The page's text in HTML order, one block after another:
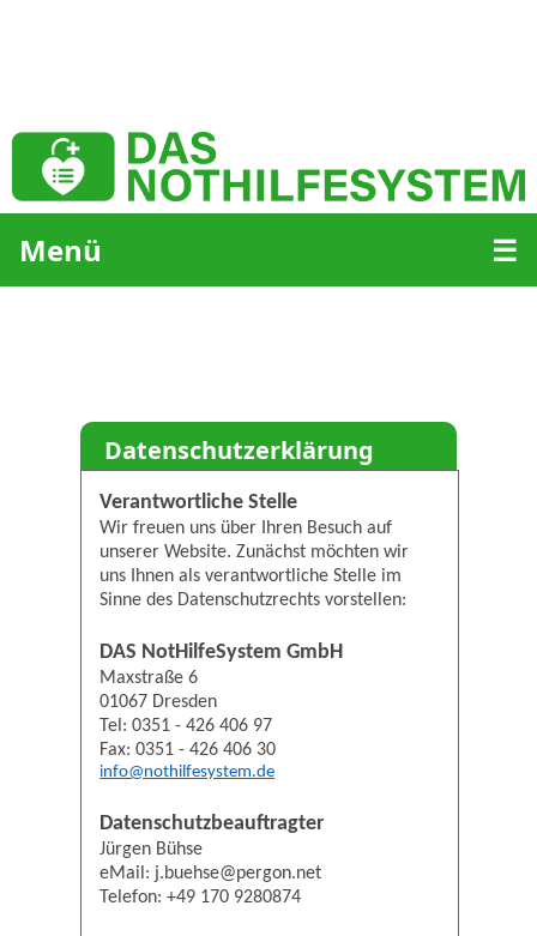
Menü ☰
Datenschutzerklärung
Verantwortliche Stelle
Wir freuen uns über Ihren Besuch auf
unserer Website. Zunächst möchten wir
uns Ihnen als verantwortliche Stelle im
Sinne des Datenschutzrechts vorstellen:
DAS NotHilfeSystem GmbH
Maxstraße 6
01067 Dresden
Tel: 0351 - 426 406 97
Fax: 0351 - 426 406 30
info@nothilfesystem.de
Datenschutzbeauftragter
Jürgen Bühse
eMail: j.buehse@pergon.net
Telefon: +49 170 9280874